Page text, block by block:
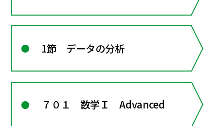
1節 データの分析
７０１ 数学Ｉ Advanced